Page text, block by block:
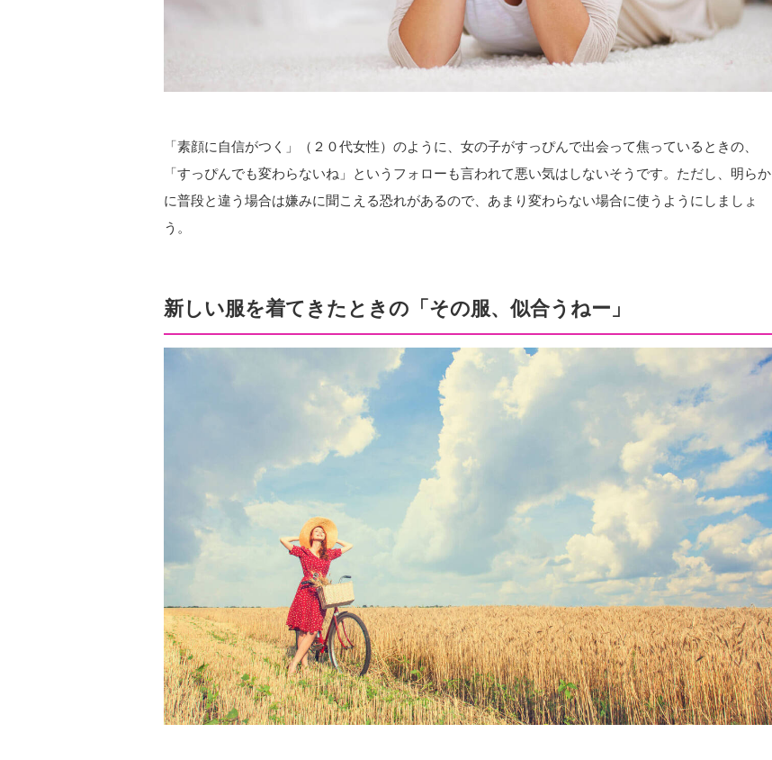
「素顔に自信がつく」（２０代女性）のように、女の子がすっぴんで出会って焦っているときの、
「すっぴんでも変わらないね」というフォローも言われて悪い気はしないそうです。ただし、明らか
に普段と違う場合は嫌みに聞こえる恐れがあるので、あまり変わらない場合に使うようにしましょ
う。
新しい服を着てきたときの「その服、似合うねー」